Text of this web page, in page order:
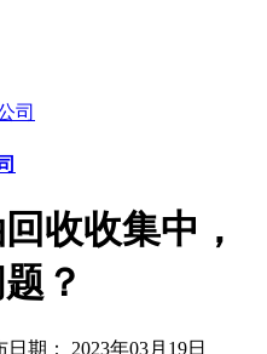
收收集中，
？
期： 2023年03月19日